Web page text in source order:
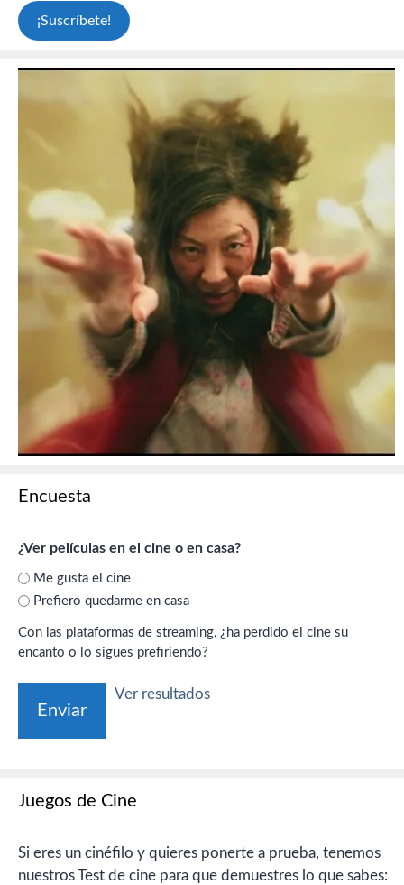
Encuesta
¿Ver películas en el cine o en casa?
Me gusta el cine
Prefiero quedarme en casa
Con las plataformas de streaming, ¿ha perdido el cine su
encanto o lo sigues prefiriendo?
Ver resultados
Juegos de Cine
Si eres un cinéfilo y quieres ponerte a prueba, tenemos
nuestros Test de cine para que demuestres lo que sabes: